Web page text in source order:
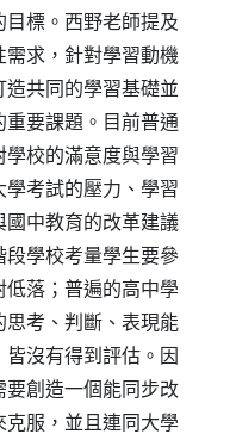
標。西野老師提及
求，針對學習動機
共同的學習基礎並
要課題。目前普通
校的滿意度與學習
考試的壓力、學習
國中教育的改革建議
段學校考量學生要參
低落；普遍的高中學
考、判斷、表現能
沒有得到評估。因
要創造一個能同步改
克服，並且連同大學